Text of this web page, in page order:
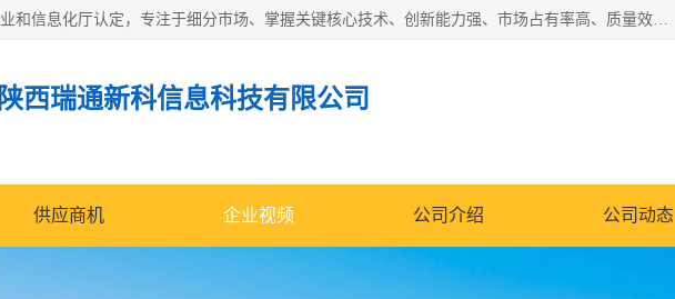
“专精特新”中小企业是指经省工业和信息化厅认定，专注于细分市场、掌握关键核心技术、创新能力强、市场占有率高、质量效益优，在专业化、精细化、特色化、新颖化等方面表现突出的中小企业。
陕西瑞通新科信息科技有限公司
供应商机 企业视频 公司介绍 公司动态